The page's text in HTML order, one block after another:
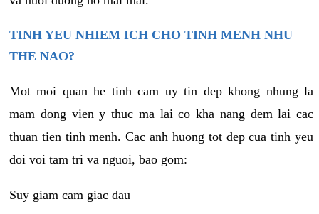
TINH YEU NHIEM ICH CHO TINH MENH NHU
THE NAO?
Mot moi quan he tinh cam uy tin dep khong nhung la
mam dong vien y thuc ma lai co kha nang dem lai cac
thuan tien tinh menh. Cac anh huong tot dep cua tinh yeu
doi voi tam tri va nguoi, bao gom:
Suy giam cam giac dau